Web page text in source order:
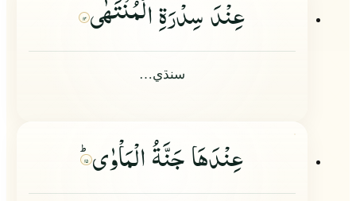
عِنْدَ سِدْرَةِ الْمُنْتَهٰى ۱۴
سنڌي…
عِنْدَهَا جَنَّةُ الْمَاْوٰىؕ ۱۵